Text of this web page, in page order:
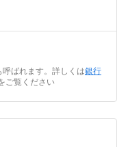
ばれます。詳しくは銀行
ご覧ください